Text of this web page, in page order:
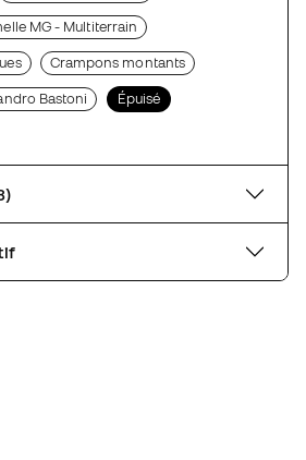
MG - Multiterrain
Crampons montants
Bastoni Épuisé
(18)